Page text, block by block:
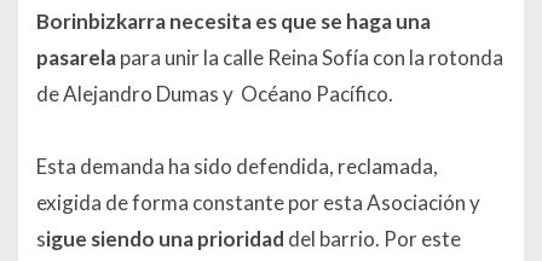
Borinbizkarra necesita es que se haga una
pasarelapara unir la calle Reina Sofía con la rotonda
de Alejandro Dumas y Océano Pacífico.
Esta demanda ha sido defendida, reclamada,
exigida de forma constante por esta Asociación y
sigue siendo una prioridad del barrio. Por este